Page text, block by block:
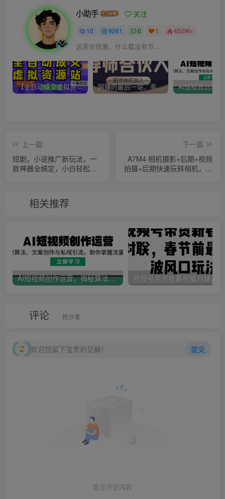
小助手 关注
10 9261 0 1 452W+
这家伙很懒，什么都没有写...
【全自动成交虚拟资源站】站长唯一陪跑项目！月入10W+~长期稳定~ 网赚的最后一站，卖项目！做网赚顶级猎食者~
上一篇
短剧，小说推广新玩法，一
款神器全搞定，小白轻松日
下一篇
A7M4·相机摄影+后期+视频
拍摄+后期快速玩转相机，掌
相关推荐
AI短视频创作运营，揭秘算法、文案创作与私域引流，助你掌握流量密码
评论 抢沙发
欢迎您留下宝贵的见解！ 提交
暂无评论内容